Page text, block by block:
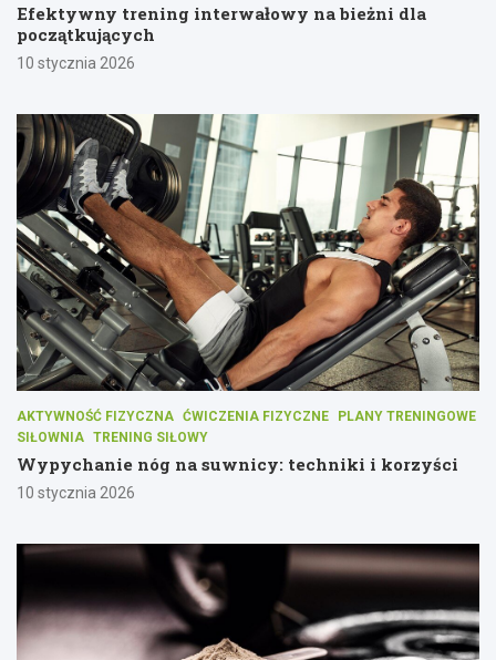
Efektywny trening interwałowy na bieżni dla
początkujących
10 stycznia 2026
AKTYWNOŚĆ FIZYCZNA ĆWICZENIA FIZYCZNE
PLANY TRENINGOWE
SIŁOWNIA TRENING SIŁOWY
Wypychanie nóg na suwnicy: techniki i korzyści
10 stycznia 2026